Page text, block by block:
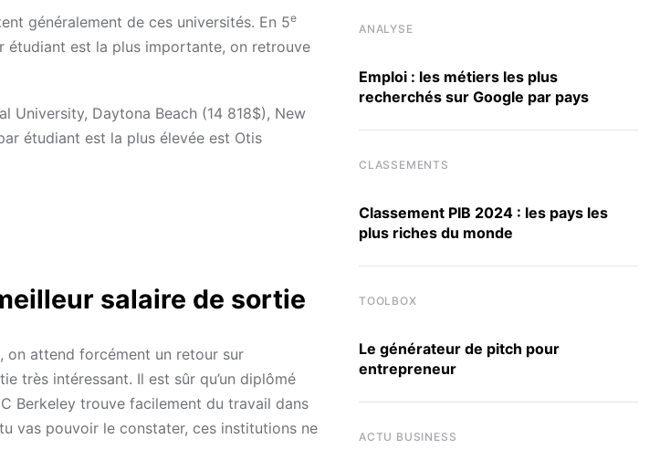
généralement de ces universités. En 5e
étudiant est la plus importante, on retrouve
University, Daytona Beach (14 818$), New
étudiant est la plus élevée est Otis
salaire de sortie
on attend forcément un retour sur
très intéressant. Il est sûr qu’un diplômé
Berkeley trouve facilement du travail dans
vas pouvoir le constater, ces institutions ne
ANALYSE
Emploi : les métiers les plus
recherchés sur Google par pays
CLASSEMENTS
Classement PIB 2024 : les pays les
plus riches du monde
TOOLBOX
Le générateur de pitch pour
entrepreneur
ACTU BUSINESS